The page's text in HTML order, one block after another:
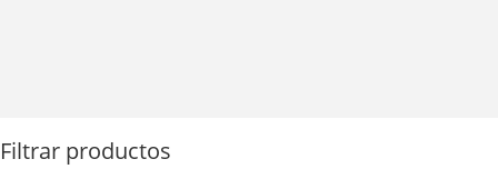
Filtrar productos